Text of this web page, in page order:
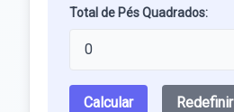
Total de Pés Quadrados:
Calcular Redefinir